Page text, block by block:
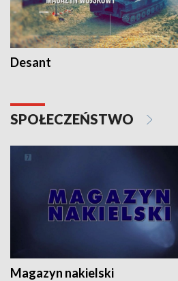
Desant
SPOŁECZEŃSTWO
Magazyn nakielski